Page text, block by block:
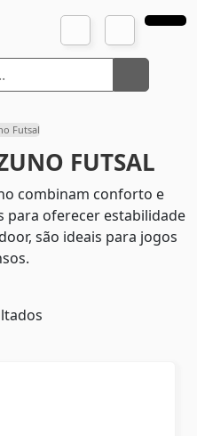
Futsal
FUTSAL
combinam conforto e
para oferecer estabilidade
são ideais para jogos